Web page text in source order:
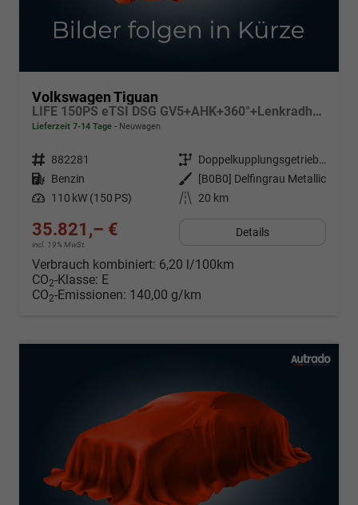
Volkswagen Tiguan
LIFE 150PS eTSI DSG GV5+AHK+360°+Lenkradheiz+IQ.Drive+ACC+App+eHeck+LED
Lieferzeit 7-14 Tage Neuwagen
Fahrzeugnr. 882281 Getriebe
Doppelkupplungsgetriebe (DSG)
Kraftstoff Benzin Außenfarbe
[B0B0] Delfingrau Metallic
Leistung 110 kW (150 PS) Kilometerstand 20 km
35.821,– €
incl. 19% MwSt.
Details
Verbrauch kombiniert: 6,20 l/100km
CO2-Klasse: E
CO2-Emissionen: 140,00 g/km